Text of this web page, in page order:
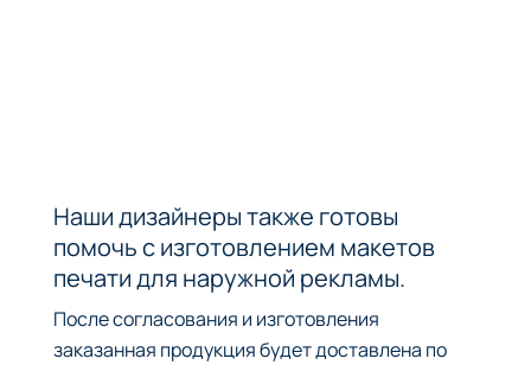
Наши дизайнеры также готовы
помочь с изготовлением макетов
печати для наружной рекламы.
После согласования и изготовления
заказанная продукция будет доставлена по